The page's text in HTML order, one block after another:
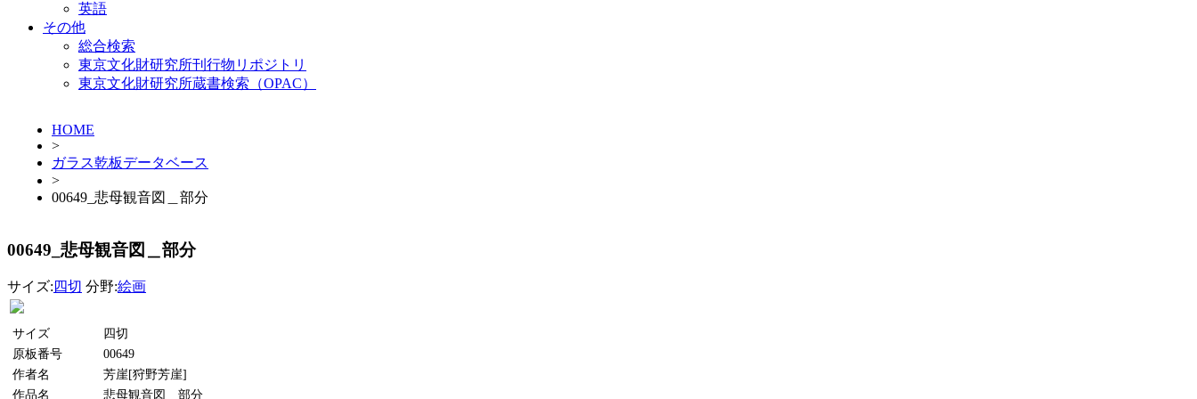
英語
その他
総合検索
東京文化財研究所刊行物リポジトリ
東京文化財研究所蔵書検索（OPAC）
HOME
>
ガラス乾板データベース
>
00649_悲母観音図＿部分
00649_悲母観音図＿部分
サイズ: 四切 分野:絵画
サイズ
四切
原板番号
00649
作者名
芳崖[狩野芳崖]
作品名
悲母観音図＿部分